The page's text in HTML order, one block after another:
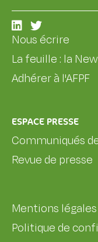
Nous écrire
La feuille : la
Adhérer à l'AFPF
ESPACE PRESSE
Communiqués
Revue de presse
Mentions légales
Politique de